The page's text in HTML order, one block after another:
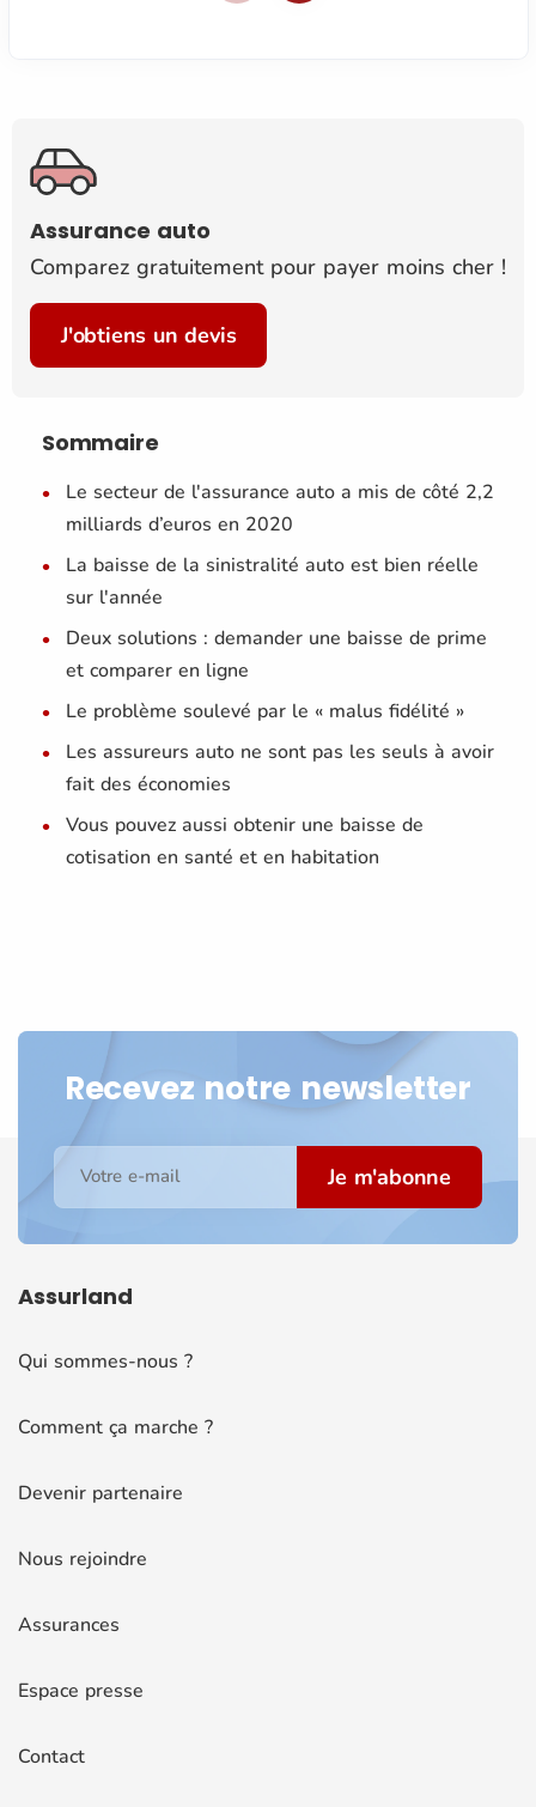
Assurance auto
Comparez gratuitement pour payer moins cher !
J'obtiens un devis
Sommaire
Le secteur de l'assurance auto a mis de côté 2,2
milliards d’euros en 2020
La baisse de la sinistralité auto est bien réelle
sur l'année
Deux solutions : demander une baisse de prime
et comparer en ligne
Le problème soulevé par le « malus fidélité »
Les assureurs auto ne sont pas les seuls à avoir
fait des économies
Vous pouvez aussi obtenir une baisse de
cotisation en santé et en habitation
Recevez notre newsletter
Votre e-mail Je m'abonne
Assurland
Qui sommes-nous ?
Comment ça marche ?
Devenir partenaire
Nous rejoindre
Assurances
Espace presse
Contact